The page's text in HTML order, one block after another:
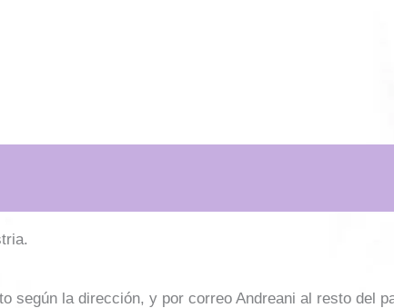
según la dirección, y por correo Andreani al resto del